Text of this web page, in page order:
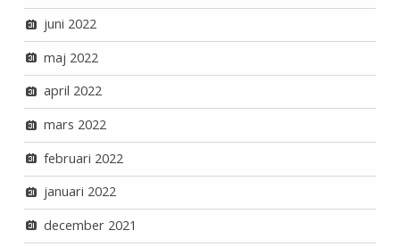
juni 2022
maj 2022
april 2022
mars 2022
februari 2022
januari 2022
december 2021